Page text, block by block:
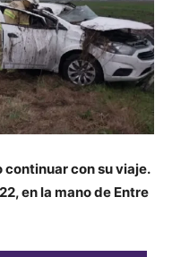
continuar con su viaje.
en la mano de Entre